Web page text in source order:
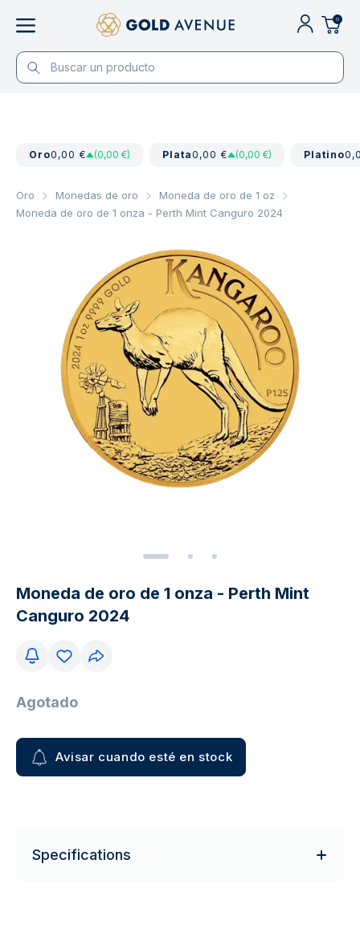
0
Oro0,00 € (0,00 €) Plata0,00 € (0,00 €) Platino
Oro Monedas de oro
Moneda de oro de 1 oz
Moneda de oro de 1 onza - Perth Mint Canguro 2024
Moneda de oro de 1 onza - Perth Mint
Canguro 2024
Agotado
Avisar cuando esté en stock
Specifications